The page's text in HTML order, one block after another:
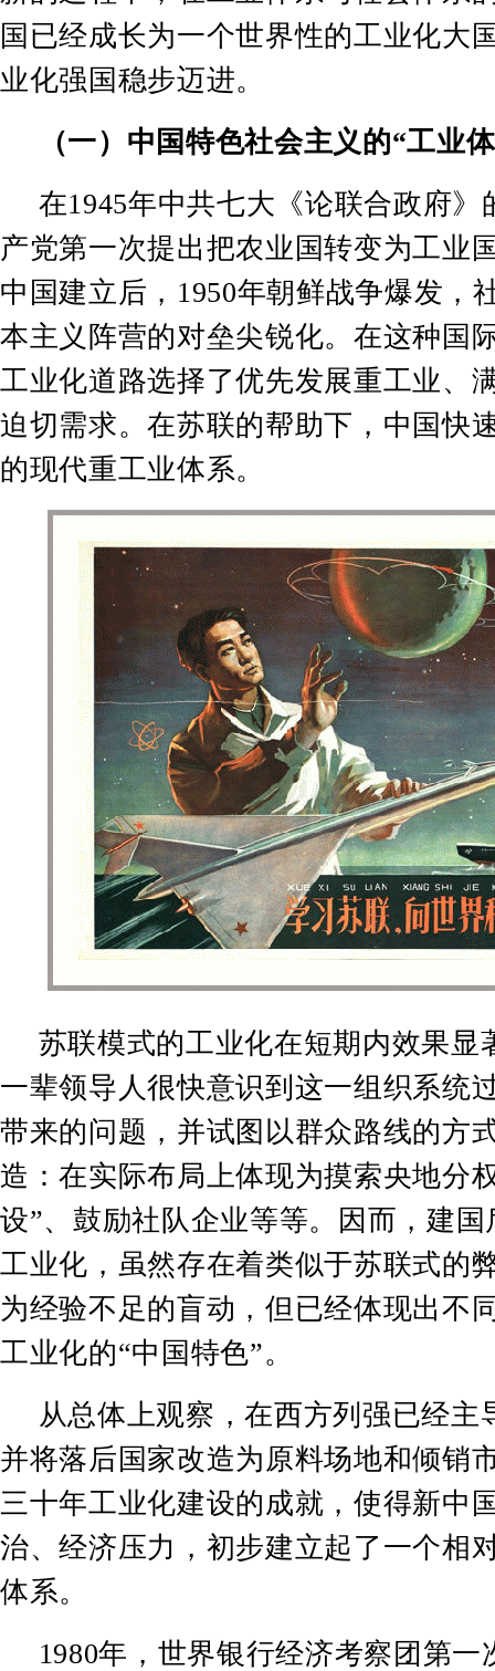
国已经成长为一个世界性的工业化大
业化强国稳步迈进。
（一）中国特色社会主义的“工业
在1945年中共七大《论联合政府》
产党第一次提出把农业国转变为工业
中国建立后， 1950年朝鲜战争爆发，
本主义阵营的对垒尖锐化。在这种国
工业化道路选择了优先发展重工业、
迫切需求。在苏联的帮助下，中国快
的现代重工业体系。
苏联模式的工业化在短期内效果显
一辈领导人很快意识到这一组织系统
带来的问题，并试图以群众路线的方
造：在实际布局上体现为摸索央地分
设”、鼓励社队企业等等。因而，建
工业化，虽然存在着类似于苏联式的
为经验不足的盲动，但已经体现出不
工业化的“中国特色”。
从总体上观察，在西方列强已经主
并将落后国家改造为原料场地和倾销
三十年工业化建设的成就，使得新中
治、经济压力，初步建立起了一个相
体系。
1980年，世界银行经济考察团第一